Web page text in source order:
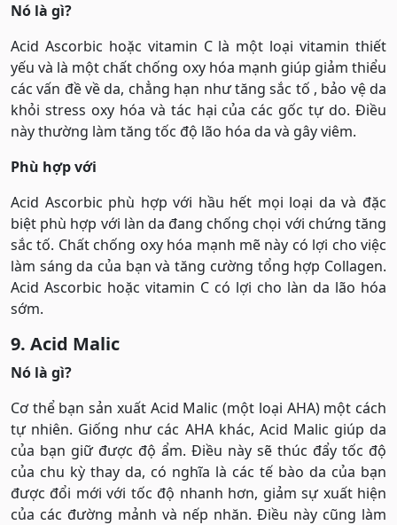
Nó là gì?
Acid Ascorbic hoặc vitamin C là một loại vitamin thiết
yếu và là một chất chống oxy hóa mạnh giúp giảm thiểu
các vấn đề về da, chẳng hạn như tăng sắc tố , bảo vệ da
khỏi stress oxy hóa và tác hại của các gốc tự do. Điều
này thường làm tăng tốc độ lão hóa da và gây viêm.
Phù hợp với
Acid Ascorbic phù hợp với hầu hết mọi loại da và đặc
biệt phù hợp với làn da đang chống chọi với chứng tăng
sắc tố. Chất chống oxy hóa mạnh mẽ này có lợi cho việc
làm sáng da của bạn và tăng cường tổng hợp Collagen.
Acid Ascorbic hoặc vitamin C có lợi cho làn da lão hóa
sớm.
9. Acid Malic
Nó là gì?
Cơ thể bạn sản xuất Acid Malic (một loại AHA) một cách
tự nhiên. Giống như các AHA khác, Acid Malic giúp da
của bạn giữ được độ ẩm. Điều này sẽ thúc đẩy tốc độ
của chu kỳ thay da, có nghĩa là các tế bào da của bạn
được đổi mới với tốc độ nhanh hơn, giảm sự xuất hiện
của các đường mảnh và nếp nhăn. Điều này cũng làm